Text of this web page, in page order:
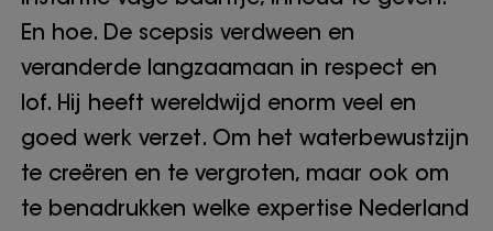
En hoe. De scepsis verdween en
veranderde langzaamaan in respect en
lof. Hij heeft wereldwijd enorm veel en
goed werk verzet. Om het waterbewustzijn
te creëren en te vergroten, maar ook om
te benadrukken welke expertise Nederland